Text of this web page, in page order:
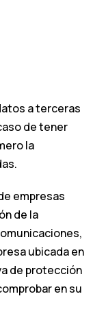
a terceras
de tener
la
empresas
de la
ubicada en
de protección
en su